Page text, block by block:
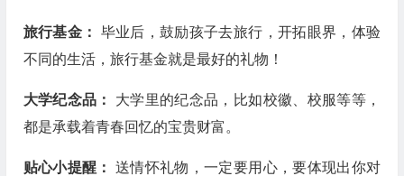
旅行基金： 毕业后，鼓励孩子去旅行，开拓眼界，体验
不同的生活，旅行基金就是最好的礼物！
大学纪念品： 大学里的纪念品，比如校徽、校服等等，
都是承载着青春回忆的宝贵财富。
贴心小提醒：送情怀礼物，一定要用心，要体现出你对